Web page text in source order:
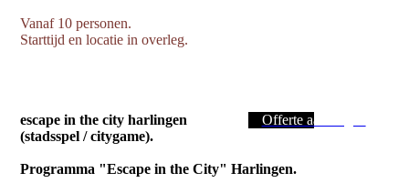
Vanaf 10 personen.
Starttijd en locatie in overleg.
Offerte aanvragen
escape in the city harlingen
(stadsspel / citygame).
Programma "Escape in the City" Harlingen.